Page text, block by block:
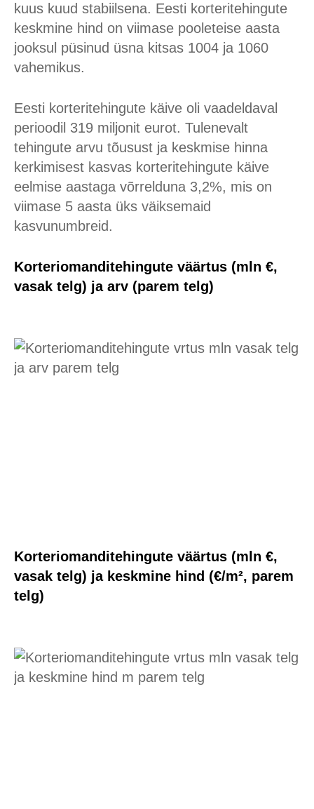
kuus kuud stabiilsena. Eesti korteritehingute
keskmine hind on viimase pooleteise aasta
jooksul püsinud üsna kitsas 1004 ja 1060
vahemikus.
Eesti korteritehingute käive oli vaadeldaval
perioodil 319 miljonit eurot. Tulenevalt
tehingute arvu tõusust ja keskmise hinna
kerkimisest kasvas korteritehingute käive
eelmise aastaga võrrelduna 3,2%, mis on
viimase 5 aasta üks väiksemaid
kasvunumbreid.
Korteriomanditehingute väärtus (mln €,
vasak telg) ja arv (parem telg)
Korteriomanditehingute väärtus (mln €,
vasak telg) ja keskmine hind (€/m², parem
telg)